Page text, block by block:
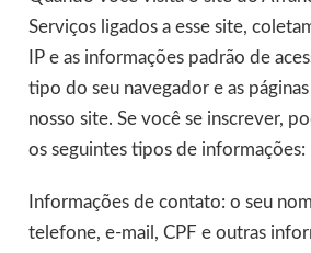
Serviços ligados a esse site,
IP e as informações padrão de
tipo do seu navegador e as
nosso site. Se você se inscrever,
os seguintes tipos de informações:
Informações de contato: o seu
telefone, e-mail, CPF e outras